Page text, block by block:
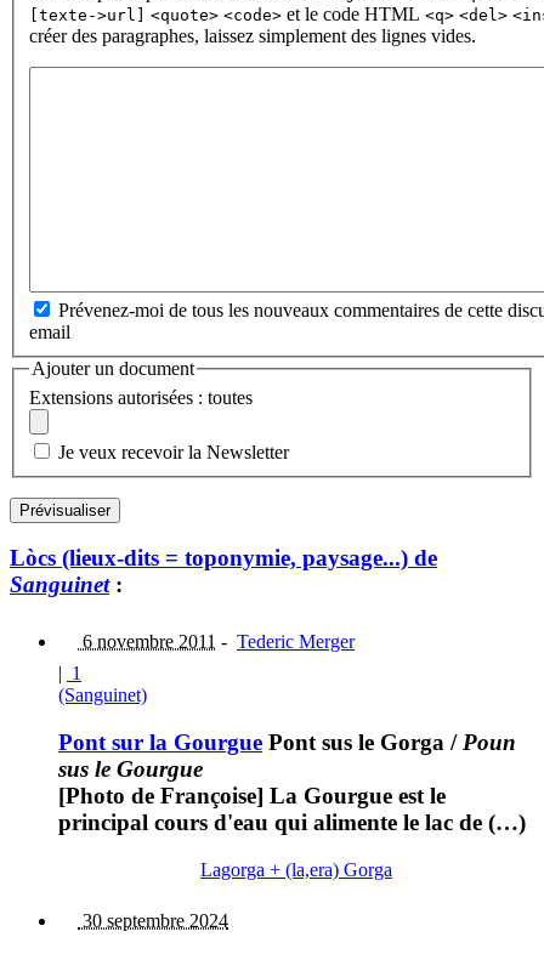
[texte->url]
<quote> <code> et le code HTML <q> <del>
créer des paragraphes, laissez simplement des lignes vides.
Prévenez-moi de tous les nouveaux commentaires de cette
email
Ajouter un document
Extensions autorisées : toutes
Je veux recevoir la Newsletter
Lòcs (lieux-dits = toponymie, paysage...) de
Sanguinet:
6 novembre 2011 - Tederic Merger
| 1
(Sanguinet)
Pont sur la Gourgue Pont sus le Gorga / Poun
sus le Gourgue
[Photo de Françoise] La Gourgue est le
principal cours d'eau qui alimente le lac de (…)
Lagorga + (la,era) Gorga
30 septembre 2024